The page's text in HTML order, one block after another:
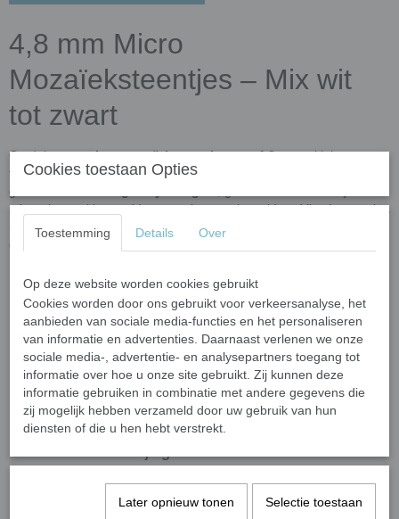
4,8 mm Micro
Mozaïeksteentjes – Mix wit
tot zwart
Ontdek onzemicro mozaïeksteentjes van 4,8 mm– klein van
formaat, groots in detail. Deze hoogwaardige mozaïektegeltjes zijn
gemaakt van
mineralen en kleur-oxidaten zoals roest (geoxideerd ijzer) en patina
(geoxideerd koper). Perfect voor fijn mozaïekwerk, sieraden,
decoraties en buitenprojecten.
Kenmerken van de 4,8 mm micro mozaïeksteentjes
Afmetingen:4,8 x 4,8 mm – dikte 4 mm
Materiaal:Duurzaam gerecycled glas
Afwerking:
Glanzend of parelmoer, met licht bollende
bovenkant en afgeronde randjes
Kleuren:Leverbaar in losse kleuren en kleurmixen
Verpakking:20 gram (±120 steentjes)
slijtvast enweerbestendig
(UVA- en
Cookies toestaan Opties
Toestemming Details Over
Op deze website worden cookies gebruikt
Cookies worden door ons gebruikt voor verkeersanalyse, het
aanbieden van sociale media-functies en het personaliseren
van informatie en advertenties. Daarnaast verlenen we onze
sociale media-, advertentie- en analysepartners toegang tot
informatie over hoe u onze site gebruikt. Zij kunnen deze
informatie gebruiken in combinatie met andere gegevens die
zij mogelijk hebben verzameld door uw gebruik van hun
diensten of die u hen hebt verstrekt.
Later opnieuw tonen Selectie toestaan